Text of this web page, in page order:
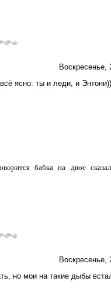
Воскресенье,
ясно: ты и леди, и
бабка на двое
Воскресенье,
но мои на такие дыбы